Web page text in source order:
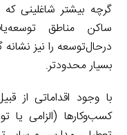
گرچه بیشتر شاغلینی که
درحال‌توسعه را نیز
بسیار محدودتر.
با وجود اقداماتی از
کسب‌وکارها (الزامی